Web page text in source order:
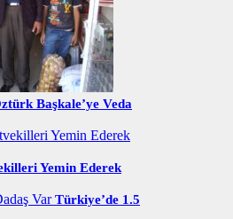
Başkale’ye Veda
Yemin Ederek
Türkiye’de 1.5